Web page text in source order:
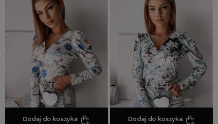
Dodaj do koszyka Dodaj do koszyka